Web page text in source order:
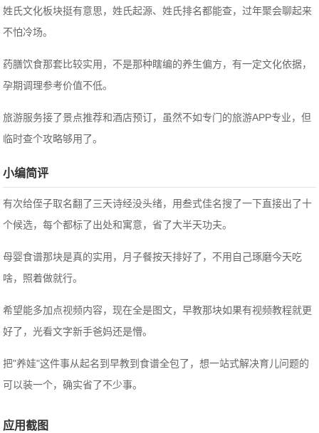
姓氏文化板块挺有意思，姓氏起源、姓氏排名都能查，过年聚会聊起来
不怕冷场。
药膳饮食那套比较实用，不是那种瞎编的养生偏方，有一定文化依据，
孕期调理参考价值不低。
旅游服务接了景点推荐和酒店预订，虽然不如专门的旅游APP专业，但
临时查个攻略够用了。
小编简评
有次给侄子取名翻了三天诗经没头绪，用叁式佳名搜了一下直接出了十
个候选，每个都标了出处和寓意，省了大半天功夫。
母婴食谱那块是真的实用，月子餐按天排好了，不用自己琢磨今天吃
啥，照着做就行。
希望能多加点视频内容，现在全是图文，早教那块如果有视频教程就更
好了，光看文字新手爸妈还是懵。
把"养娃"这件事从起名到早教到食谱全包了，想一站式解决育儿问题的
可以装一个，确实省了不少事。
应用截图